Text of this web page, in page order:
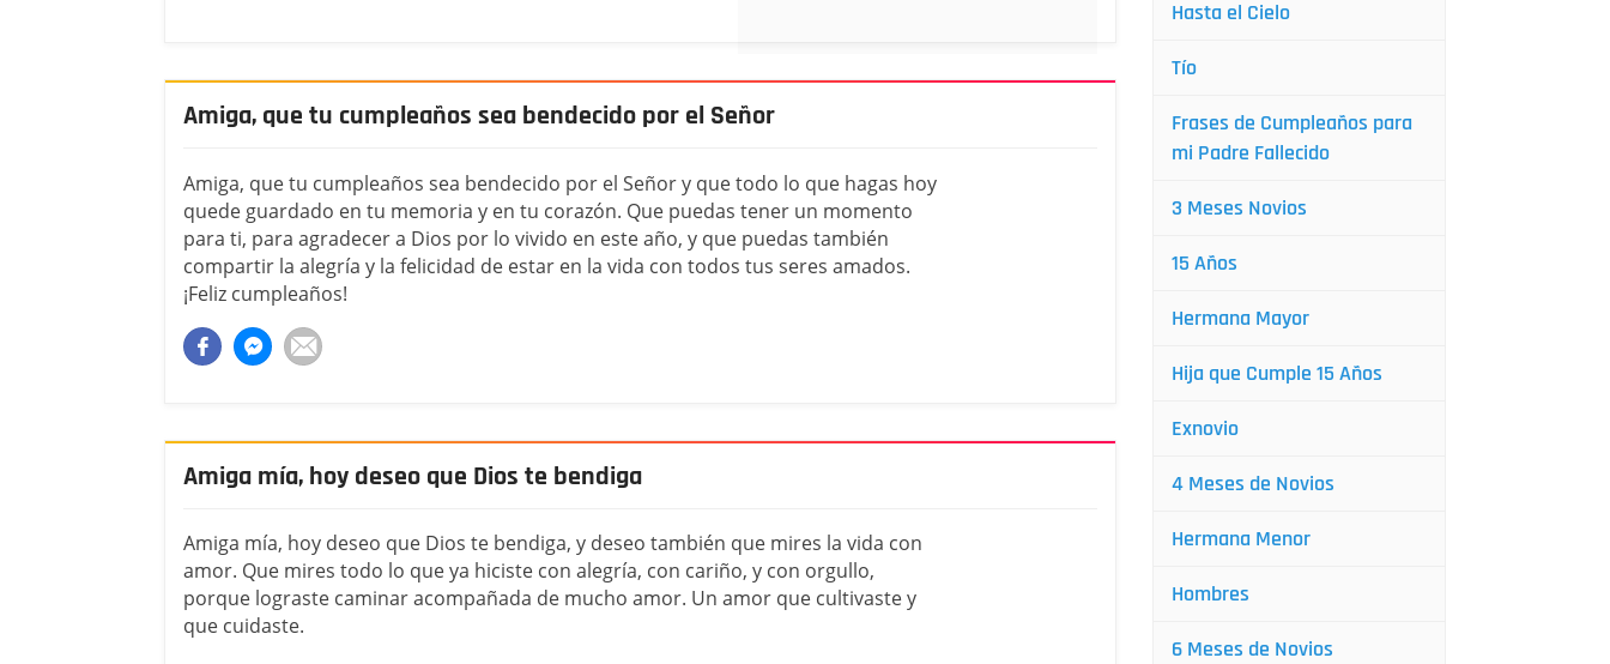
Amiga, que tu cumpleaños sea bendecido por el Señor
Amiga, que tu cumpleaños sea bendecido por el Señor y que todo lo que hagas hoy
quede guardado en tu memoria y en tu corazón. Que puedas tener un momento
para ti, para agradecer a Dios por lo vivido en este año, y que puedas también
compartir la alegría y la felicidad de estar en la vida con todos tus seres amados.
¡Feliz cumpleaños!
Amiga mía, hoy deseo que Dios te bendiga
Amiga mía, hoy deseo que Dios te bendiga, y deseo también que mires la vida con
amor. Que mires todo lo que ya hiciste con alegría, con cariño, y con orgullo,
porque lograste caminar acompañada de mucho amor. Un amor que cultivaste y
que cuidaste.
Hasta el Cielo
Tío
Frases de Cumpleaños para
mi Padre Fallecido
3 Meses Novios
15 Años
Hermana Mayor
Hija que Cumple 15 Años
Exnovio
4 Meses de Novios
Hermana Menor
Hombres
6 Meses de Novios